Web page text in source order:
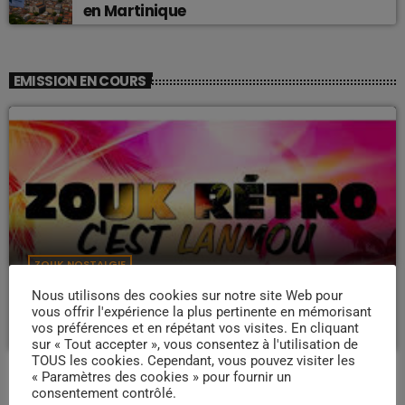
en Martinique
EMISSION EN COURS
ZOUK NOSTALGIE
Nostalgie retro
19:00 - 22:00 more_vert
Nostalgie retro
Dj Wildfried
Nous utilisons des cookies sur notre site Web pour
vous offrir l'expérience la plus pertinente en mémorisant
vos préférences et en répétant vos visites. En cliquant
sur « Tout accepter », vous consentez à l'utilisation de
TOUS les cookies. Cependant, vous pouvez visiter les
« Paramètres des cookies » pour fournir un
consentement contrôlé.